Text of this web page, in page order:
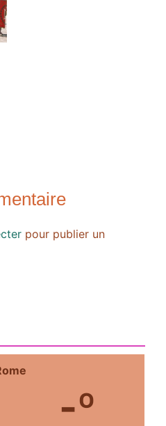
pour publier un
-º